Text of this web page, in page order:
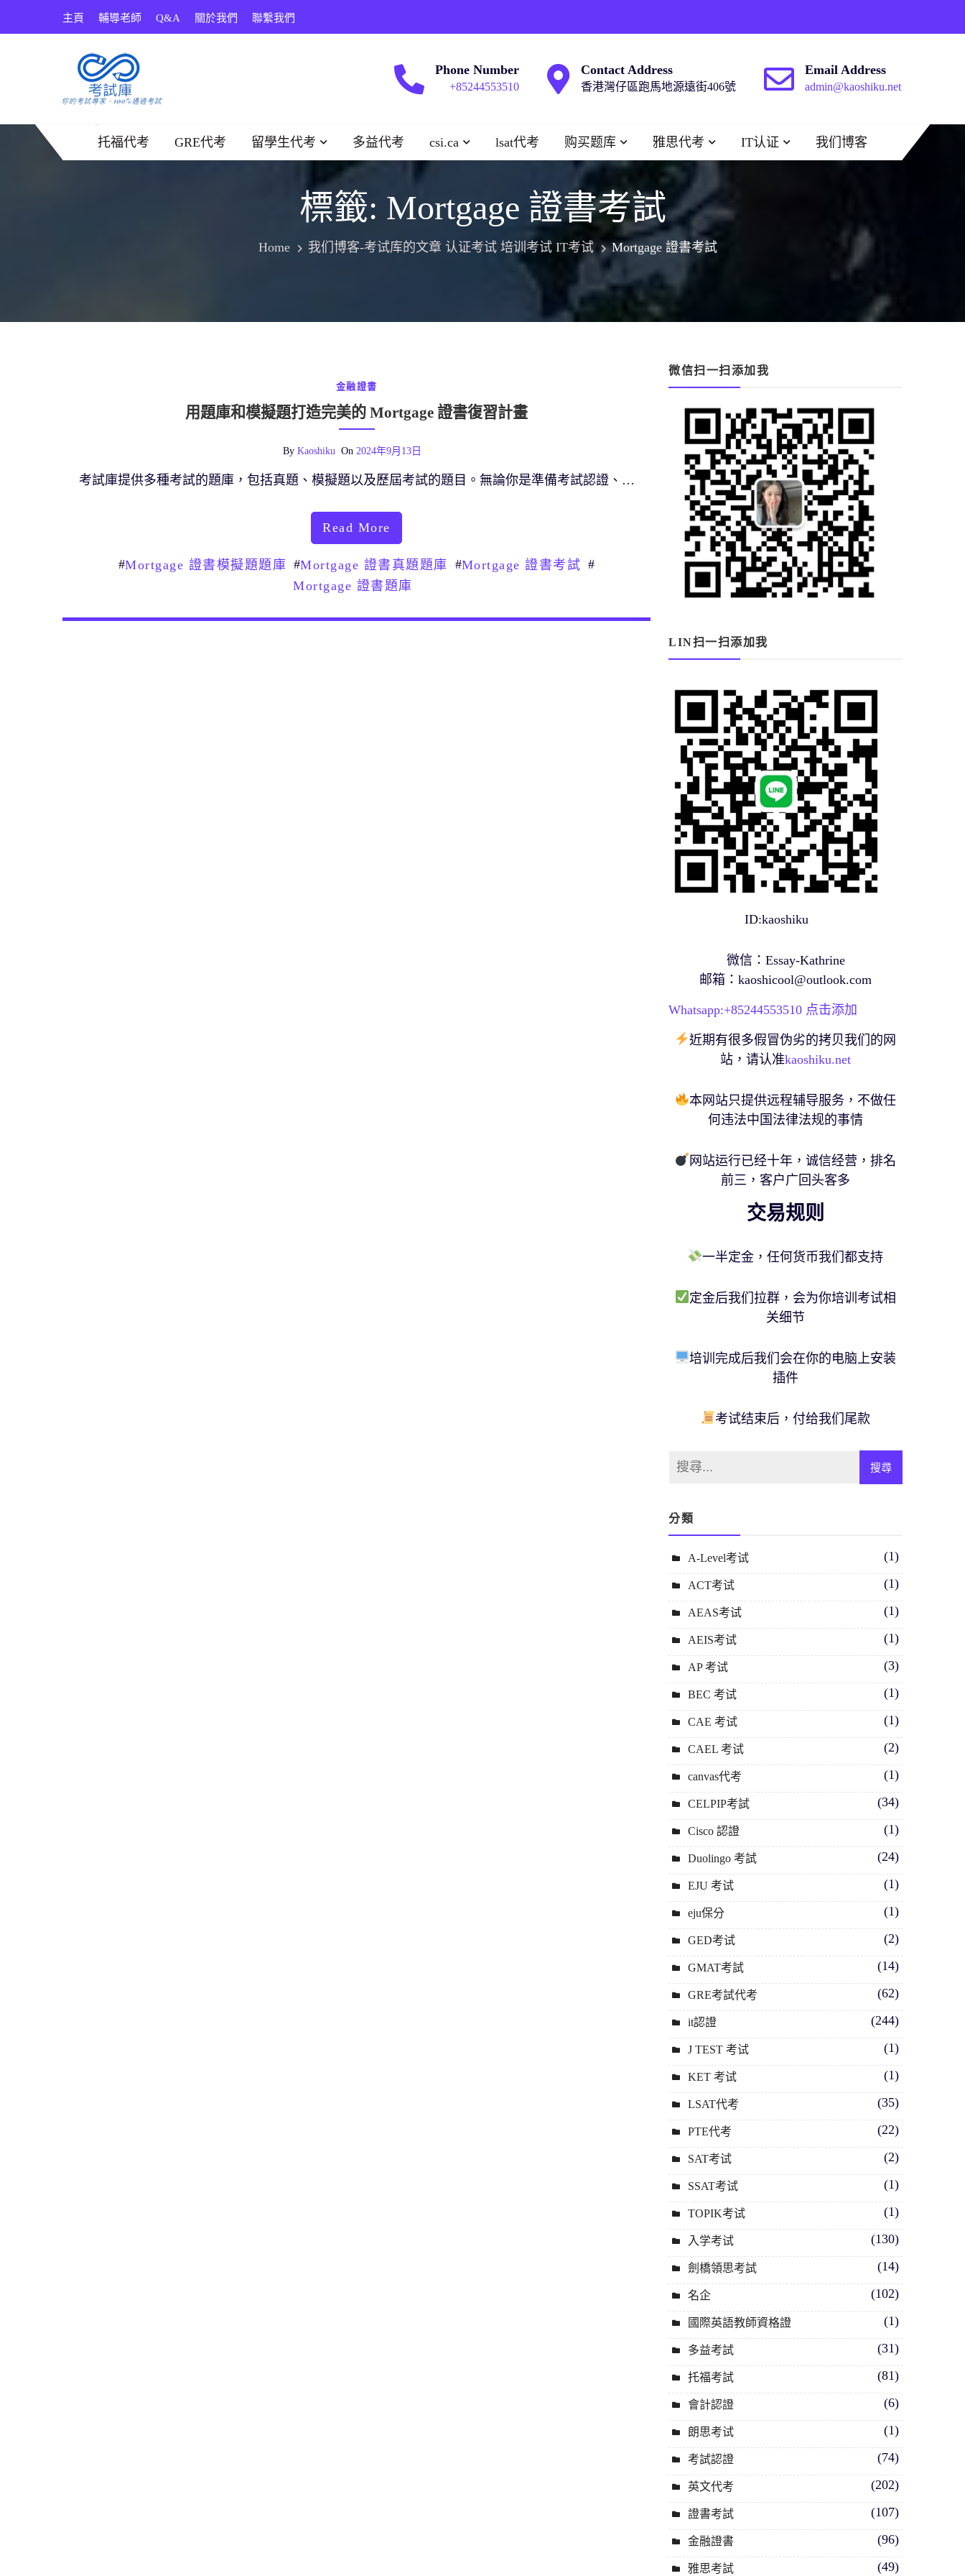
主頁 輔導老師 Q&A 關於我們 聯繫我們
Phone Number
+85244553510
Contact Address
香港灣仔區跑馬地源遠街406號
Email Address
admin@kaoshiku.net
托福代考 GRE代考 留學生代考 多益代考 csi.ca lsat代考 购买题库 雅思代考 IT认证 我们博客
標籤: Mortgage 證書考試
Home 我们博客-考试库的文章 认证考试 培训考试 IT考试 Mortgage 證書考試
金融證書
用題庫和模擬題打造完美的 Mortgage 證書復習計畫
By Kaoshiku On 2024年9月13日
考試庫提供多種考試的題庫，包括真題、模擬題以及歷屆考試的題目。無論你是準備考試認證、…
Read More
#Mortgage 證書模擬題題庫 #Mortgage 證書真題題庫 #Mortgage 證書考試 #
Mortgage 證書題庫
微信扫一扫添加我
LIN扫一扫添加我
ID:kaoshiku
微信：Essay-Kathrine
邮箱： kaoshicool@outlook.com
Whatsapp:+85244553510 点击添加
近期有很多假冒伪劣的拷贝我们的网
站，请认准kaoshiku.net
本网站只提供远程辅导服务，不做任
何违法中国法律法规的事情
网站运行已经十年，诚信经营，排名
前三，客户广回头客多
交易规则
一半定金，任何货币我们都支持
定金后我们拉群，会为你培训考试相
关细节
培训完成后我们会在你的电脑上安装
插件
考试结束后，付给我们尾款
分類
A-Level考试 (1)
ACT考试 (1)
AEAS考试 (1)
AEIS考试 (1)
AP 考试 (3)
BEC 考试 (1)
CAE 考试 (1)
CAEL 考试 (2)
canvas代考 (1)
CELPIP考試 (34)
Cisco 認證 (1)
Duolingo 考試 (24)
EJU 考试 (1)
eju保分 (1)
GED考试 (2)
GMAT考試 (14)
GRE考試代考 (62)
it認證 (244)
J TEST 考试 (1)
KET 考试 (1)
LSAT代考 (35)
PTE代考 (22)
SAT考试 (2)
SSAT考试 (1)
TOPIK考试 (1)
入学考试 (130)
劍橋領思考試 (14)
名企 (102)
國際英語教師資格證 (1)
多益考試 (31)
托福考試 (81)
會計認證 (6)
朗思考试 (1)
考試認證 (74)
英文代考 (202)
證書考試 (107)
金融證書 (96)
雅思考試 (49)